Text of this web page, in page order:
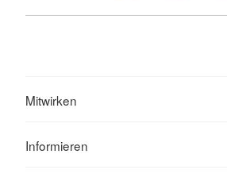
Mitwirken
Informieren